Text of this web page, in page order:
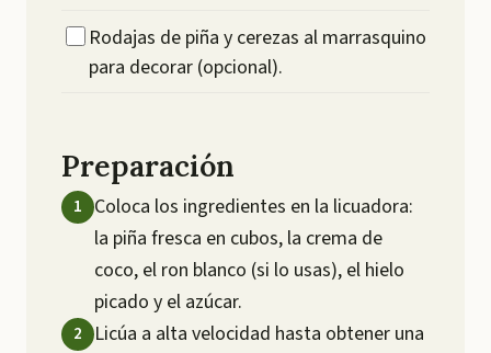
Rodajas de piña y cerezas al marrasquino
para decorar (opcional).
Preparación
Coloca los ingredientes en la licuadora:
la piña fresca en cubos, la crema de
coco, el ron blanco (si lo usas), el hielo
picado y el azúcar.
Licúa a alta velocidad hasta obtener una